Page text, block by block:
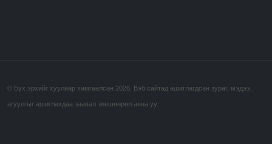
© Бүх эрхийг хуулиар хамгаалсан 2026. Вэб сайтад ашиглагдсан зураг, мэдээ,
агуулгыг ашиглахдаа заавал зөвшөөрөл авна уу.